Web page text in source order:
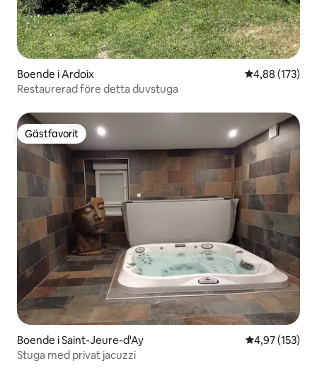
Boende i Ardoix 4,88 av 5 i
4,88 (173)
Restaurerad före detta duvstuga
Gästfavorit
Gästfavorit
Boende i Saint-Jeure-d'Ay 4,97 av 5 i
4,97 (153)
Stuga med privat jacuzzi